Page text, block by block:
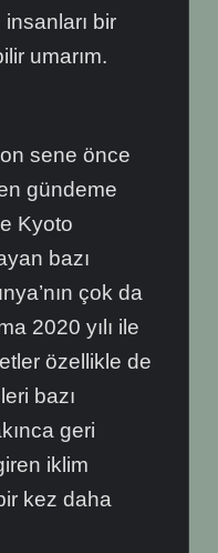
bir
umarım.
sene önce
gündeme
Kyoto
bazı
çok da
2020 yılı ile
özellikle de
bazı
geri
iklim
kez daha